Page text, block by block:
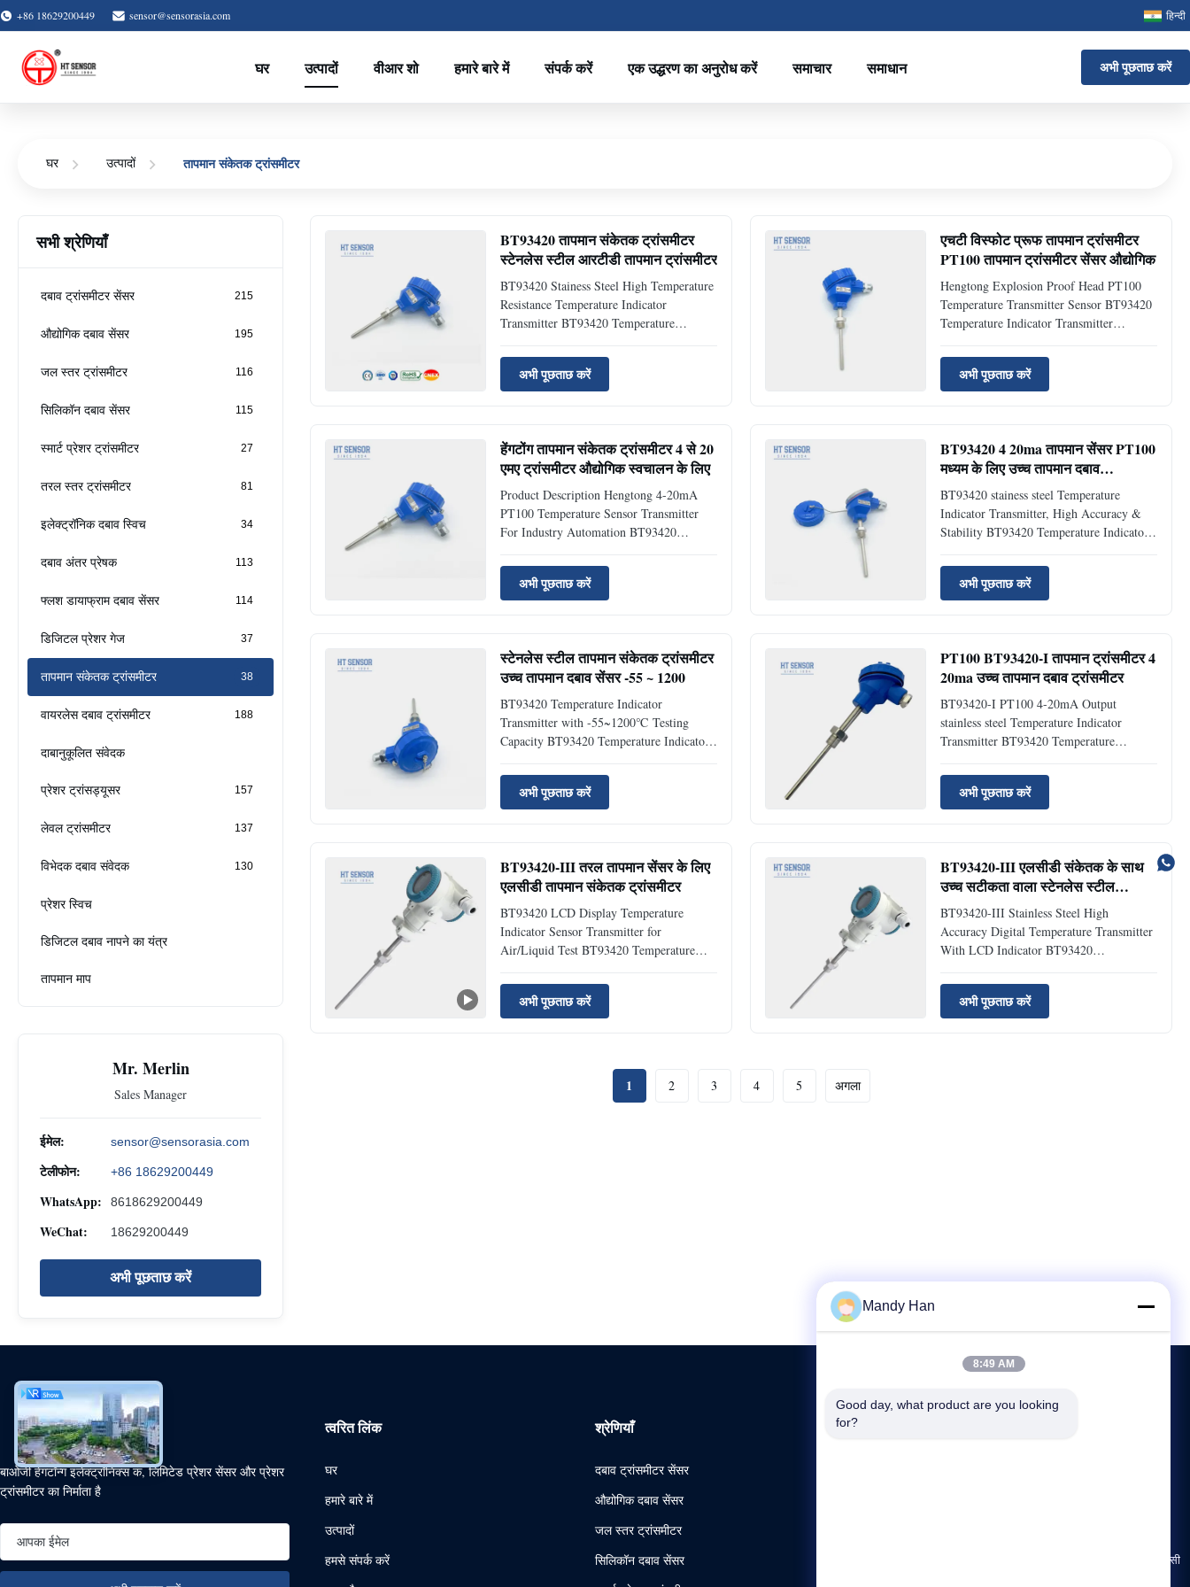
+86 18629200449 sensor@sensorasia.com हिन्दी
घर उत्पादों वीआर शो हमारे बारे में संपर्क करें एक उद्धरण का अनुरोध करें समाचार समाधान अभी पूछताछ करें
घर उत्पादों तापमान संकेतक ट्रांसमीटर
सभी श्रेणियाँ
दबाव ट्रांसमीटर सेंसर 215
औद्योगिक दबाव सेंसर 195
जल स्तर ट्रांसमीटर 116
सिलिकॉन दबाव सेंसर 115
स्मार्ट प्रेशर ट्रांसमीटर 27
तरल स्तर ट्रांसमीटर 81
इलेक्ट्रॉनिक दबाव स्विच 34
दबाव अंतर प्रेषक 113
फ्लश डायाफ्राम दबाव सेंसर 114
डिजिटल प्रेशर गेज 37
तापमान संकेतक ट्रांसमीटर 38
वायरलेस दबाव ट्रांसमीटर 188
दाबानुकूलित संवेदक
प्रेशर ट्रांसड्यूसर 157
लेवल ट्रांसमीटर 137
विभेदक दबाव संवेदक 130
प्रेशर स्विच
डिजिटल दबाव नापने का यंत्र
तापमान माप
Mr. Merlin
Sales Manager
ईमेल: sensor@sensorasia.com
टेलीफोन: +86 18629200449
WhatsApp: 8618629200449
WeChat: 18629200449
अभी पूछताछ करें
BT93420 तापमान संकेतक ट्रांसमीटर
स्टेनलेस स्टील आरटीडी तापमान ट्रांसमीटर
BT93420 Stainess Steel High Temperature
Resistance Temperature Indicator
Transmitter BT93420 Temperature
temperature indicator transmitter:
BT93420 temperature indicator transmitter
adopts a dedicated temperature module,
अभी पूछताछ करें
एचटी विस्फोट प्रूफ तापमान ट्रांसमीटर
PT100 तापमान ट्रांसमीटर सेंसर औद्योगिक
Hengtong Explosion Proof Head PT100
Temperature Transmitter Sensor BT93420
Temperature Indicator Transmitter
transmitter: The PT100 temperature
module transmitter is widely used in a
variety of situations requiring temperature
अभी पूछताछ करें
हेंगटोंग तापमान संकेतक ट्रांसमीटर 4 से 20
एमए ट्रांसमीटर औद्योगिक स्वचालन के लिए
Product Description Hengtong 4-20mA
PT100 Temperature Sensor Transmitter
For Industry Automation BT93420
Introduction: BT93420 temperature
indicator transmitter is a module
transmitter used to convert the signal from
अभी पूछताछ करें
BT93420 4 20ma तापमान सेंसर PT100
मध्यम के लिए उच्च तापमान दबाव
ट्रांसड्यूसर
BT93420 stainess steel Temperature
Indicator Transmitter, High Accuracy &
Stability BT93420 Temperature Indicator
indicator trasmitter: thermistor temperature
sensor is a temperature measurement
device based on the principle of thermistor
अभी पूछताछ करें
स्टेनलेस स्टील तापमान संकेतक ट्रांसमीटर
उच्च तापमान दबाव सेंसर -55 ~ 1200
BT93420 Temperature Indicator
Transmitter with -55~1200℃ Testing
Capacity BT93420 Temperature Indicator
temperature indicator transmitter adopts a
dedicated temperature module, which can
perform linear correction on various types
अभी पूछताछ करें
PT100 BT93420-I तापमान ट्रांसमीटर 4
20ma उच्च तापमान दबाव ट्रांसमीटर
BT93420-I PT100 4-20mA Output
stainless steel Temperature Indicator
Transmitter BT93420 Temperature
tempertature indicator transmitter:
BT93420-I temperature indicator
transmitter adopts a dedicated temperature
अभी पूछताछ करें
BT93420-III तरल तापमान सेंसर के लिए
एलसीडी तापमान संकेतक ट्रांसमीटर
BT93420 LCD Display Temperature
Indicator Sensor Transmitter for
Air/Liquid Test BT93420 Temperature
BT93420 temperature indicator transmitter
,The working principle of the Pt100 is
based on the temperature coefficient of the
अभी पूछताछ करें
BT93420-III एलसीडी संकेतक के साथ
उच्च सटीकता वाला स्टेनलेस स्टील
डिजिटल तापमान ट्रांसमीटर
BT93420-III Stainless Steel High
Accuracy Digital Temperature Transmitter
With LCD Indicator BT93420
Introduction of Temperature Indicator
Transmitter: BT93420 temperature
indicator transmitter adopts a dedicated
अभी पूछताछ करें
1 2 3 4 5 अगला
बाओजी हेंगटॉन्ग इलेक्ट्रॉनिक्स कं, लिमिटेड प्रेशर सेंसर और प्रेशर
ट्रांसमीटर का निर्माता है
त्वरित लिंक
घर
हमारे बारे में
उत्पादों
हमसे संपर्क करें
श्रेणियाँ
दबाव ट्रांसमीटर सेंसर
औद्योगिक दबाव सेंसर
जल स्तर ट्रांसमीटर
सिलिकॉन दबाव सेंसर
बिल्डिंग 4, नं.195, गाओक्सिन एवेन्यू, वेइबिन जिला, बाओजी शहर, शानक्सी
Mandy Han
8:49 AM
Good day, what product are you looking
for?